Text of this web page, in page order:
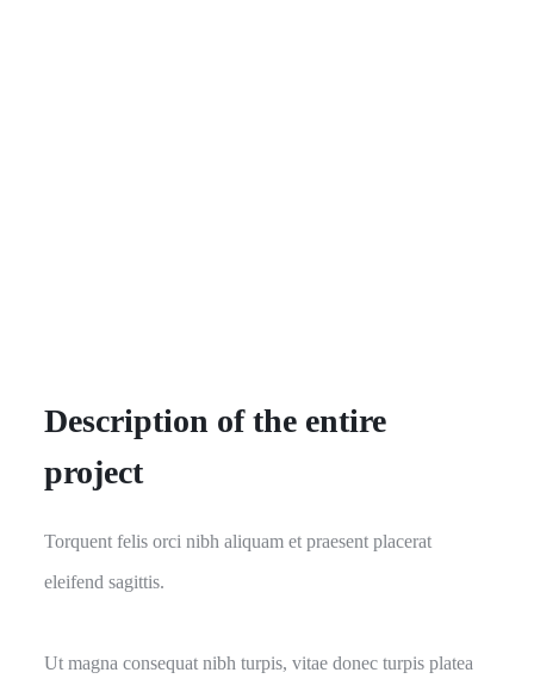
Description of the entire
project
Torquent felis orci nibh aliquam et praesent placerat
eleifend sagittis.
Ut magna consequat nibh turpis, vitae donec turpis platea